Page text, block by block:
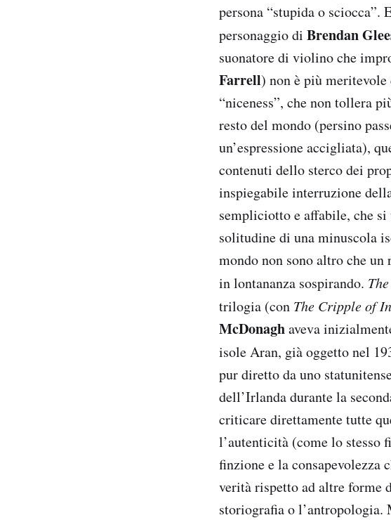
persona “stupida o
personaggio di Brendan
suonatore di violino che
Farrell) non è più meritevole
“niceness”, che non tollera
resto del mondo (persino
un’espressione accigliata),
contenuti dello sterco dei
inspiegabile interruzione
sempliciotto e affabile, che
solitudine di una minuscola
mondo non sono altro che
in lontananza sospirando.
trilogia (con The Cripple of
McDonaghaveva
isole Aran, già oggetto nel
pur diretto da uno
dell’Irlanda durante la
criticare direttamente tutte
l’autenticità (come lo stesso
finzione e la consapevolezza
verità rispetto ad altre forme
storiografia o l’antropologia.